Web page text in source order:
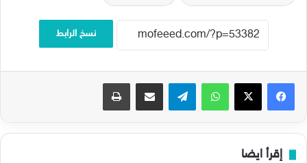
نسخ الرابط
فيسبوك‫X واتساب تيلقرام مشاركة عبر البريد طباعة
إقرأ ايضا